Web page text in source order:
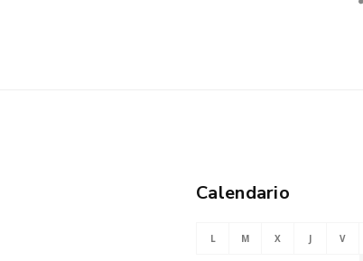
Calendario
L M X J V